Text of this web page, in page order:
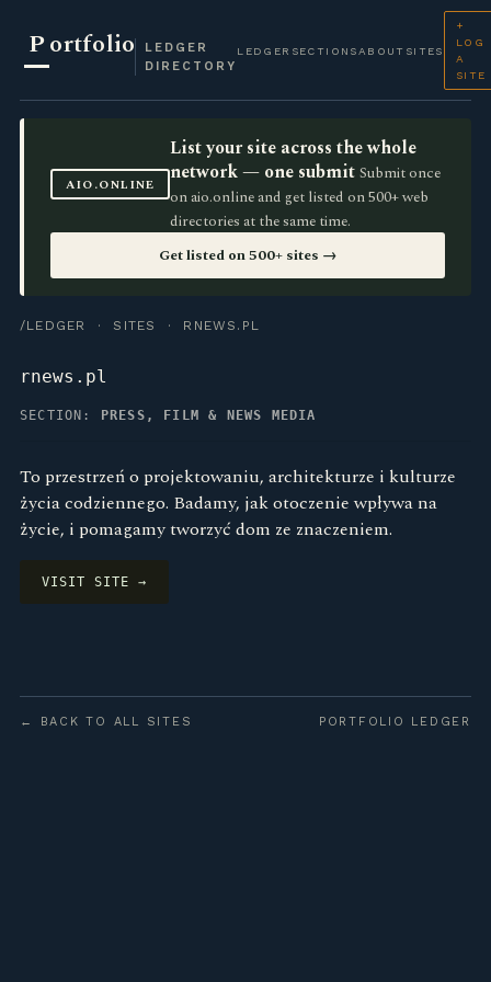
Portfolio
LEDGER
DIRECTORY
LEDGER SECTIONS ABOUT SITES
+
LOG
A
SITE
AIO.ONLINE
List your site across the whole
network — one submit Submit once
on aio.online and get listed on 500+ web
directories at the same time.
Get listed on 500+ sites →
/LEDGER · SITES · RNEWS.PL
rnews.pl
SECTION: PRESS, FILM & NEWS MEDIA
To przestrzeń o projektowaniu, architekturze i kulturze
życia codziennego. Badamy, jak otoczenie wpływa na
życie, i pomagamy tworzyć dom ze znaczeniem.
VISIT SITE →
← BACK TO ALL SITES PORTFOLIO LEDGER